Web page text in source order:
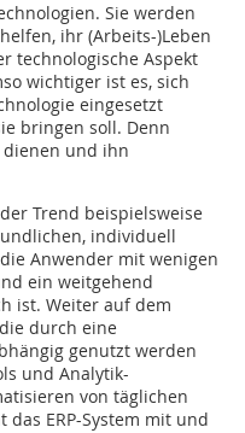
Sie werden
ihr (Arbeits-)Leben
technologische Aspekt
wichtiger ist es, sich
eingesetzt
bringen soll. Denn
dienen und ihn
Trend beispielsweise
individuell
Anwender mit wenigen
ein weitgehend
ist. Weiter auf dem
durch eine
genutzt werden
und Analytik-
von täglichen
ERP-System mit und